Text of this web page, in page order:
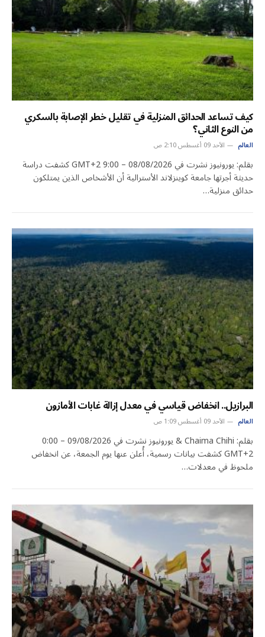
كيف تساعد الحدائق المنزلية في تقليل خطر الإصابة بالسكري
من النوع الثاني؟
العالم الأحد 09 أغسطس 2:10 ص
بقلم: يورونيوز نشرت في 08/08/2026 – 9:00 GMT+2 كشفت دراسة
حديثة أجرتها جامعة كوينزلاند الأسترالية أن الأشخاص الذين يمتلكون
حدائق منزلية…
البرازيل.. انخفاض قياسي في معدل إزالة غابات الأمازون
العالم الأحد 09 أغسطس 1:09 ص
بقلم: Chaima Chihi & يورونيوز نشرت في 09/08/2026 – 0:00
GMT+2 كشفت بيانات رسمية، أُعلن عنها يوم الجمعة، عن انخفاض
ملحوظ في معدلات…